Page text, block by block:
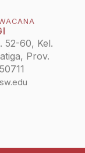
52-60, Kel.
Prov.